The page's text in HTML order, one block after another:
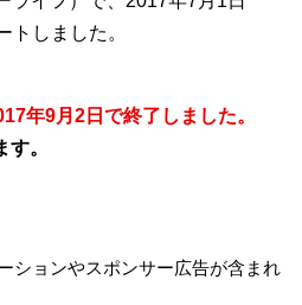
トしました。
年9月2日で終了しました。
。
ションやスポンサー広告が含まれ